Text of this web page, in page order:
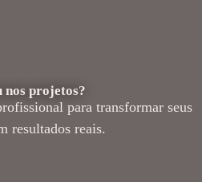
nos projetos?
para transformar seus
resultados reais.